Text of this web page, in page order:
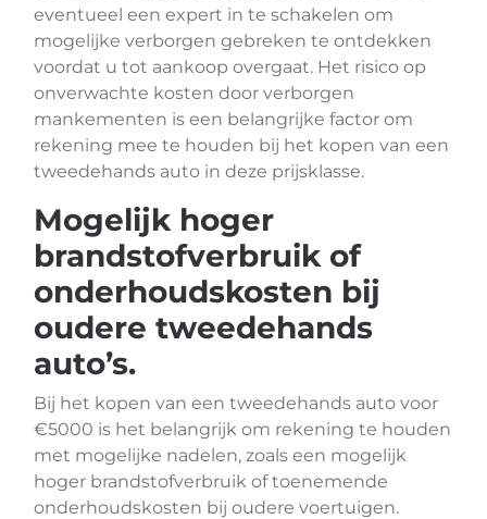
eventueel een expert in te schakelen om
mogelijke verborgen gebreken te ontdekken
voordat u tot aankoop overgaat. Het risico op
onverwachte kosten door verborgen
mankementen is een belangrijke factor om
rekening mee te houden bij het kopen van een
tweedehands auto in deze prijsklasse.
Mogelijk hoger
brandstofverbruik of
onderhoudskosten bij
oudere tweedehands
auto’s.
Bij het kopen van een tweedehands auto voor
€5000 is het belangrijk om rekening te houden
met mogelijke nadelen, zoals een mogelijk
hoger brandstofverbruik of toenemende
onderhoudskosten bij oudere voertuigen.